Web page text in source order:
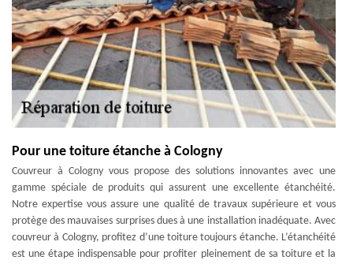
Pour une toiture étanche à Cologny
Couvreur à Cologny vous propose des solutions innovantes avec une
gamme spéciale de produits qui assurent une excellente étanchéité.
Notre expertise vous assure une qualité de travaux supérieure et vous
protège des mauvaises surprises dues à une installation inadéquate. Avec
couvreur à Cologny, profitez d’une toiture toujours étanche. L’étanchéité
est une étape indispensable pour profiter pleinement de sa toiture et la